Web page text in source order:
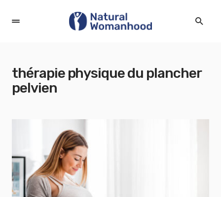
thérapie physique du plancher
pelvien